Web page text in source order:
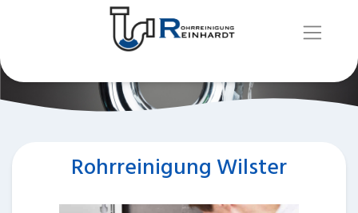
Rohrreinigung Wilster